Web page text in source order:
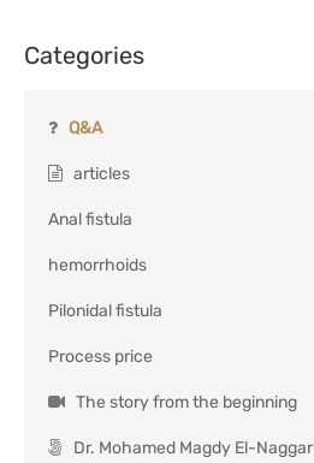
Categories
Q&A
articles
Anal fistula
hemorrhoids
Pilonidal fistula
Process price
The story from the beginning
Dr. Mohamed Magdy El-Naggar